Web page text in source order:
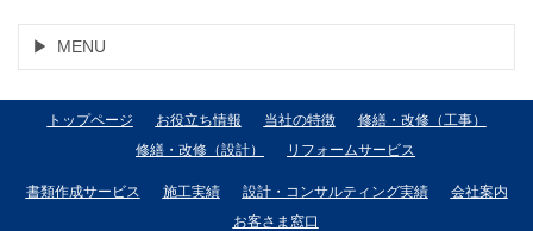
MENU
トップページ お役立ち情報 当社の特徴
修繕・改修（工事）
修繕・改修（設計）
リフォームサービス
書類作成サービス 施工実績 設計・コンサルティング実績
会社案内
お客さま窓口